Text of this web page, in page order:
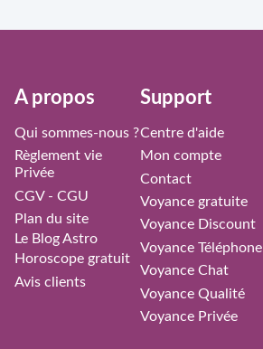
À propos
Qui sommes-nous ?
Règlement vie
Privée
CGV - CGU
Plan du site
Le Blog Astro
Horoscope gratuit
Avis clients
Support
Centre d'aide
Mon compte
Contact
Voyance gratuite
Voyance Discount
Voyance Téléphone
Voyance Chat
Voyance Qualité
Voyance Privée